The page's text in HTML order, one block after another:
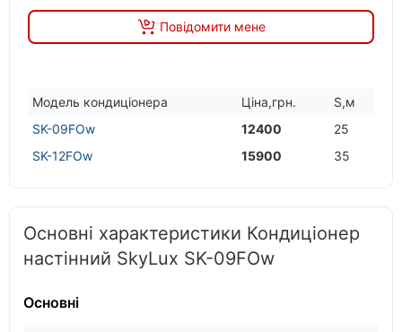
Повідомити мене
Модель кондицiонера Цiна,грн.
S,м
SK-09FOw
12400
25
SK-12FOw
15900 35
Основні характеристики Кондиціонер
настінний SkyLux SK-09FOw
Основні